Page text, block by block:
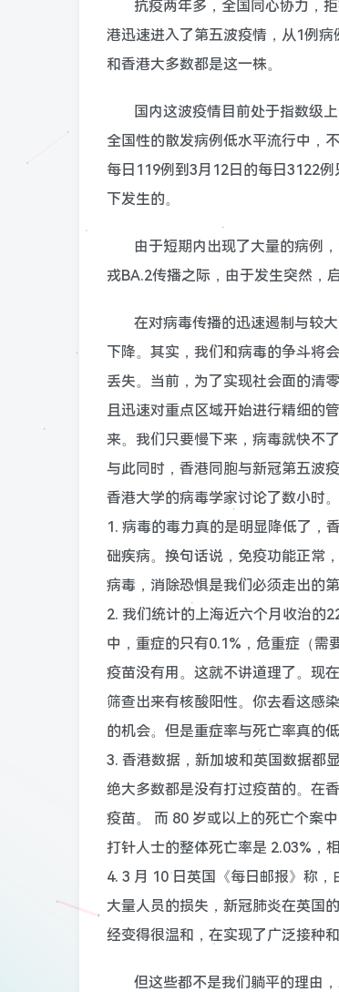
抗疫两年多，全国同心协力，
港迅速进入了第五波疫情，从1例
和香港大多数都是这一株。
国内这波疫情目前处于指数级
全国性的散发病例低水平流行中，
每日119例到3月12日的每日3122
下发生的。
由于短期内出现了大量的病例
戎BA.2传播之际，由于发生突然，
在对病毒传播的迅速遏制与较
下降。其实，我们和病毒的争斗将
丢失。当前，为了实现社会面的清
且迅速对重点区域开始进行精细的
来。我们只要慢下来，病毒就快不了
与此同时，香港同胞与新冠第五波
香港大学的病毒学家讨论了数小时
1. 病毒的毒力真的是明显降低了，
础疾病。换句话说，免疫功能正常
病毒，消除恐惧是我们必须走出的第
2. 我们统计的上海近六个月收治的
中，重症的只有0.1%，危重症（需
疫苗没有用。这就不讲道理了。现
筛查出来有核酸阳性。你去看这感
的机会。但是重症率与死亡率真的
3. 香港数据，新加坡和英国数据都
绝大多数都是没有打过疫苗的。在
疫苗。 而 80 岁或以上的死亡个案
打针人士的整体死亡率是 2.03%，
4. 3 月 10 日英国《每日邮报》称
大量人员的损失，新冠肺炎在英国
经变得很温和，在实现了广泛接种
但这些都不是我们躺平的理由